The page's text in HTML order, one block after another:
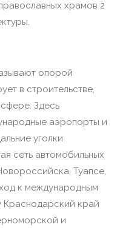
храмов 2
опорой
в строительстве,
Здесь
аэропорты и
уголки
сеть автомобильных
Туапсе,
к международным
Краснодарский край
и